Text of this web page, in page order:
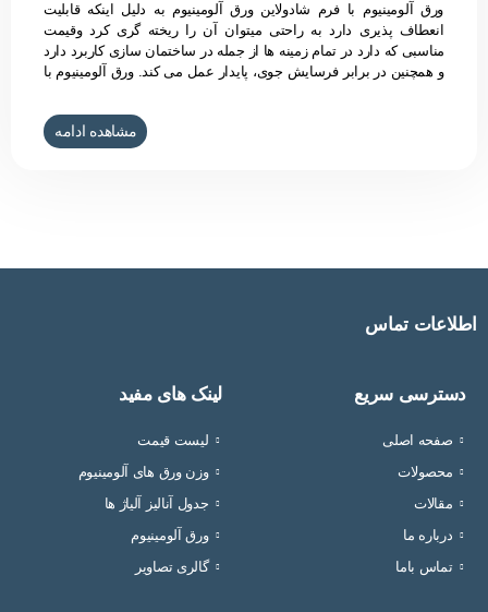
ورق آلومینیوم با فرم شادولاین ورق آلومینیوم به دلیل اینکه قابلیت
انعطاف پذیری دارد به راحتی میتوان آن را ریخته گری کرد وقیمت
مناسبی که دارد در تمام زمینه ها از جمله در ساختمان سازی کاربرد دارد
و همچنین در برابر فرسایش جوی، پایدار عمل می کند. ورق آلومینیوم با
جهت استحکام بیشتر تولید می شود برای سقف های شیروانی منازل
مسکونی و تجاری در مناطق بارانی کاربرد بیشتری دارد. ورق آلومینیوم
مشاهده ادامه
اطلاعات تماس
دسترسی سریع
صفحه اصلی
محصولات
مقالات
درباره ما
تماس باما
لینک های مفید
لیست قیمت
وزن ورق های آلومینیوم
جدول آنالیز آلیاژ ها
ورق آلومینیوم
گالری تصاویر